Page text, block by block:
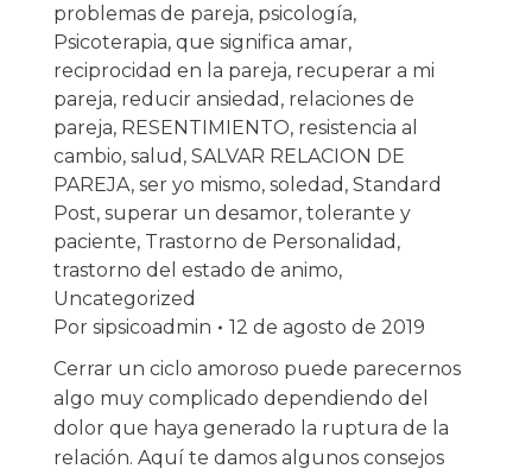
problemas de pareja, psicología,
Psicoterapia, que significa amar,
reciprocidad en la pareja, recuperar a mi
pareja, reducir ansiedad , relaciones de
pareja, RESENTIMIENTO, resistencia al
cambio, salud , SALVAR RELACION DE
PAREJA, ser yo mismo, soledad , Standard
Post, superar un desamor, tolerante y
paciente, Trastorno de Personalidad ,
trastorno del estado de animo,
Uncategorized
Por sipsicoadmin
12 de agosto de 2019
Cerrar un ciclo amoroso puede parecernos
algo muy complicado dependiendo del
dolor que haya generado la ruptura de la
relación. Aquí te damos algunos consejos